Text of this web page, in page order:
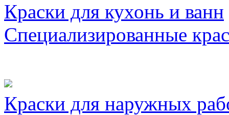
Краски для кухонь и ванн
Специализированные
Краски для наружных